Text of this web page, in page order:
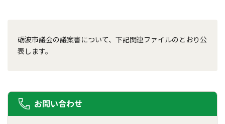
砺波市議会の議案書について、下記関連ファイルのとおり公
表します。
お問い合わせ